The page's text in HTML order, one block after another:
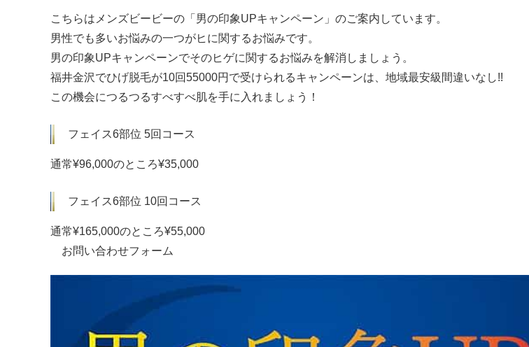
こちらはメンズビービーの「 男の印象UPキャンペーン 」のご案内しています。
男性でも多いお悩みの一つがヒに関するお悩みです。
男の印象UPキャンペーンでそのヒゲに関するお悩みを解消しましょう。
福井金沢でひげ脱毛が10回55000円 で受けられるキャンペーンは、地域最安級間違いなし!!
この機会につるつるすべすべ肌を手に入れましょう！
フェイス6部位 5回コース
通常¥96,000のところ¥35,000
フェイス6部位 10回コース
通常¥165,000のところ¥55,000
お問い合わせフォーム